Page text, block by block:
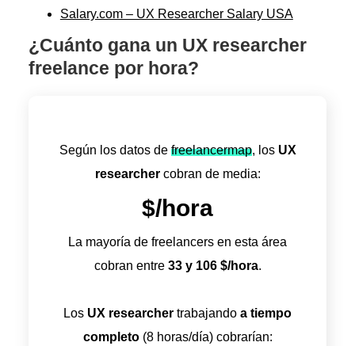
Salary.com – UX Researcher Salary USA
¿Cuánto gana un UX researcher
freelance por hora?
Según los datos de freelancermap, los UX
researchercobran de media:
$/hora
La mayoría de freelancers en esta área
cobran entre 33y 106$/hora.
Los UX researcher trabajando a tiempo
completo(8 horas/día) cobrarían: